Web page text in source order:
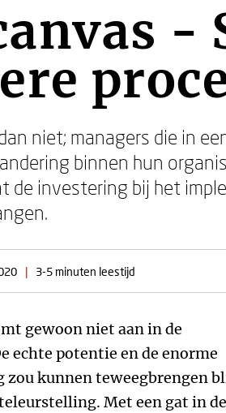
-
niet; managers die in
binnen hun
de investering bij het
| 3-5 minuten leestijd
gewoon niet aan in de
echte potentie en de enorme
zou kunnen teweegbrengen
Met een gat in de